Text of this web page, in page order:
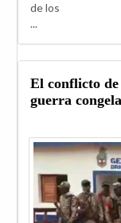
de los
...
El conflicto
guerra